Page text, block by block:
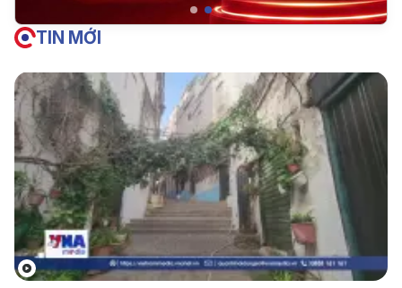
TIN MỚI